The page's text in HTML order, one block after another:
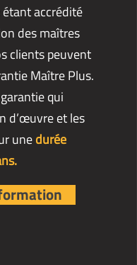
accrédité
des maîtres
clients peuvent
Maître Plus.
qui
d’œuvre et les
unedurée